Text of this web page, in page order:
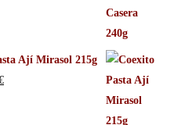
Ají Mirasol 215g